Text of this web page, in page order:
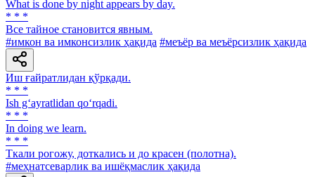
What is done by night appears by day.
* * *
Все тайное становится явным.
#имкон ва имконсизлик ҳақида #меъёр ва меъёрсизлик ҳақида
Иш ғайратлидан қўрқади.
* * *
Ish g‘ayratlidan qo‘rqadi.
* * *
In doing we learn.
* * *
Ткали рогожу, доткались и до красен (полотна).
#меҳнатсеварлик ва ишёқмаслик ҳақида